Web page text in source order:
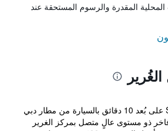
المقدرة والرسوم المستحقة عند
يقع Swissôtel Al Ghurair على بُعد 10 دقائق بالسيارة من مطار دبي
ذو مستوى عالٍ متصل بمركز الغرير